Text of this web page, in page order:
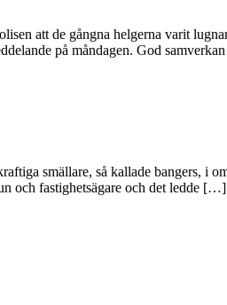
att de gångna helgerna varit
på måndagen. God
smällare, så kallade bangers, i
och fastighetsägare och det ledde […]